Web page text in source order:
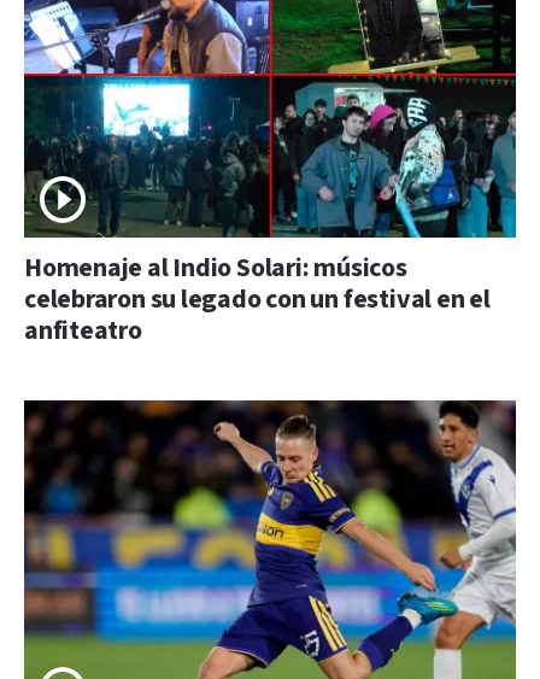
Homenaje al Indio Solari: músicos
celebraron su legado con un festival en el
anfiteatro